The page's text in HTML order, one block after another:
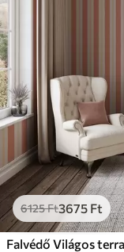
6125Ft3675 Ft